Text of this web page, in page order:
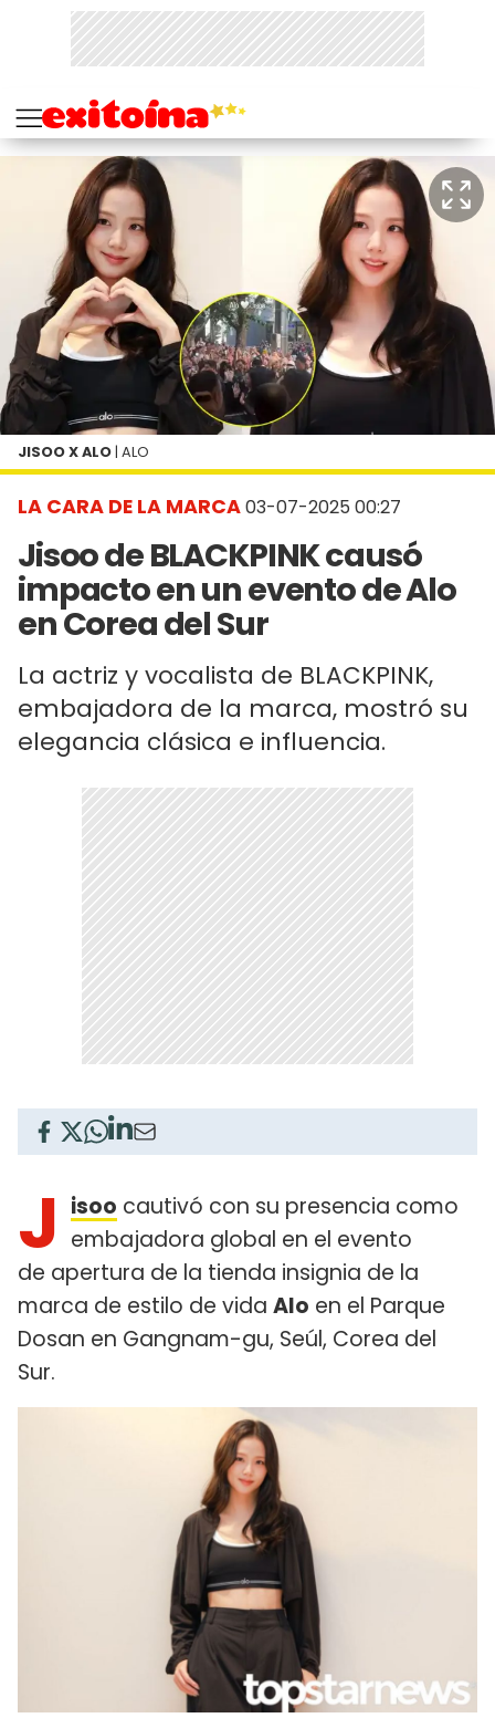
LA CARA DE LA MARCA03-07-2025 00:27
Jisoo de BLACKPINK causó
impacto en un evento de Alo
en Corea del Sur
La actriz y vocalista de BLACKPINK,
embajadora de la marca, mostró su
elegancia clásica e influencia.
JISOO X ALO | ALO
J isoo cautivó con su presencia como
embajadora global en el evento
de apertura de la tienda insignia de la
marca de estilo de vida Alo en el Parque
Dosan en Gangnam-gu, Seúl, Corea del
Sur.